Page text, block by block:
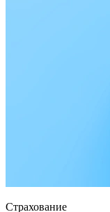
Страхование